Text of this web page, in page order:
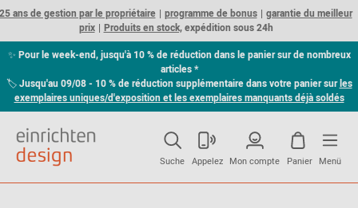
ans de gestion par le propriétaire programme de bonus
garantie du meilleur
prix
Produits en stock,expédition sous 24h
✨ Pour le week-end, jusqu'à 10 % de réduction dans le panier sur de nombreux
articles *
🏷Jusqu'au 09/08 - 10 % de réduction supplémentaire dans votre panier surles
exemplaires uniques/d'exposition et les exemplaires manquants déjà soldés
Suche Appelez Mon compte Panier Menü